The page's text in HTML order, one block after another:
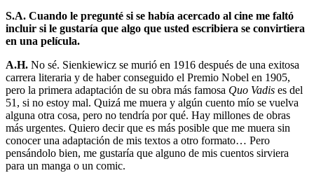
S.A. Cuando le pregunté si se había acercado al cine me faltó
incluir si le gustaría que algo que usted escribiera se convirtiera
en una película.
A.H. No sé. Sienkiewicz se murió en 1916 después de una exitosa
carrera literaria y de haber conseguido el Premio Nobel en 1905,
pero la primera adaptación de su obra más famosa Quo Vadis es del
51, si no estoy mal. Quizá me muera y algún cuento mío se vuelva
alguna otra cosa, pero no tendría por qué. Hay millones de obras
más urgentes. Quiero decir que es más posible que me muera sin
conocer una adaptación de mis textos a otro formato… Pero
pensándolo bien, me gustaría que alguno de mis cuentos sirviera
para un manga o un comic.